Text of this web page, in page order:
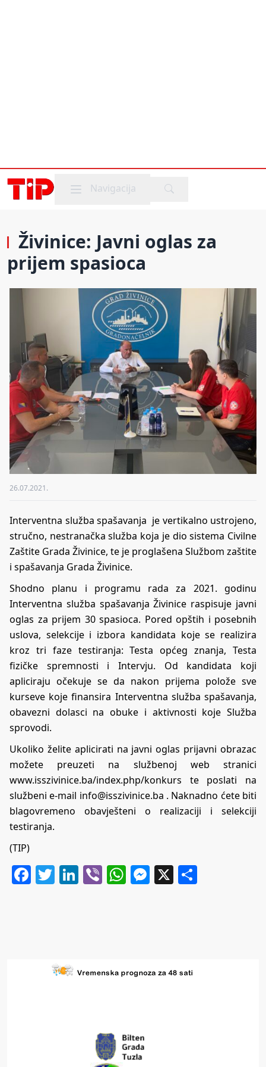
Mobile menu
Navigacija
Živinice: Javni oglas za
prijem spasioca
26.07.2021.
Interventna služba spašavanja je vertikalno ustrojeno,
stručno, nestranačka služba koja je dio sistema Civilne
Zaštite Grada Živinice, te je proglašena Službom zaštite
i spašavanja Grada Živinice.
Shodno planu i programu rada za 2021. godinu
Interventna služba spašavanja Živinice raspisuje javni
oglas za prijem 30 spasioca. Pored opštih i posebnih
uslova, selekcije i izbora kandidata koje se realizira
kroz tri faze testiranja: Testa općeg znanja, Testa
fizičke spremnosti i Intervju. Od kandidata koji
apliciraju očekuje se da nakon prijema polože sve
kurseve koje finansira Interventna služba spašavanja,
obavezni dolasci na obuke i aktivnosti koje Služba
sprovodi.
Ukoliko želite aplicirati na javni oglas prijavni obrazac
možete preuzeti na službenoj web stranici
www.isszivinice.ba/index.php/konkurs te poslati na
službeni e-mail info@isszivinice.ba . Naknadno ćete biti
blagovremeno obavješteni o realizaciji i selekciji
testiranja.
(TIP)
Facebook
Twitter
LinkedIn
ViberWhatsApp
Messenger
X